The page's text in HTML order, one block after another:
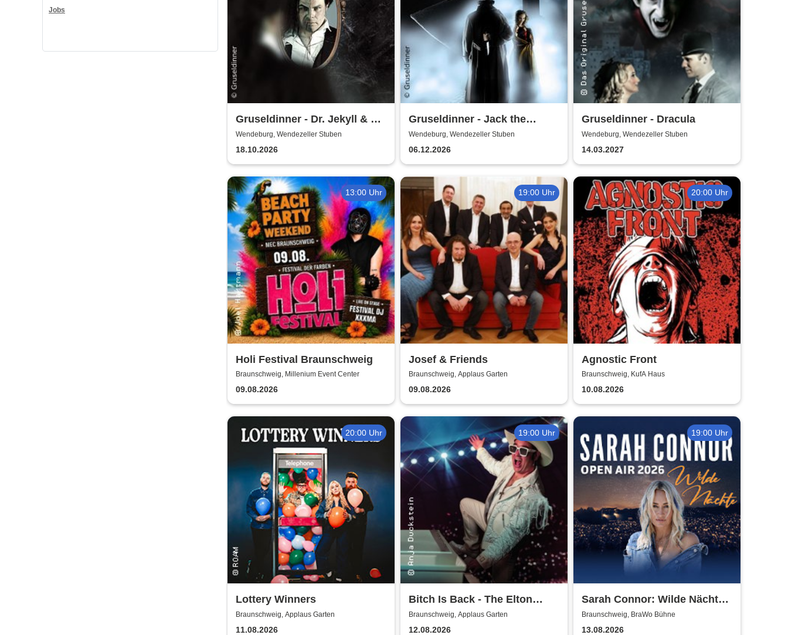
Jobs
Gruseldinner - Dr. Jekyll & Mr.
Hyde
Wendeburg, Wendezeller Stuben
18.10.2026
Gruseldinner - Jack the
Ripper
Wendeburg, Wendezeller Stuben
06.12.2026
Gruseldinner - Dracula
Wendeburg, Wendezeller Stuben
14.03.2027
13:00 Uhr
Holi Festival Braunschweig
Braunschweig, Millenium Event Center
09.08.2026
19:00 Uhr
Josef & Friends
Braunschweig, Applaus Garten
09.08.2026
20:00 Uhr
Agnostic Front
Braunschweig, KufA Haus
10.08.2026
20:00 Uhr
Lottery Winners
Braunschweig, Applaus Garten
11.08.2026
19:00 Uhr
Bitch Is Back - The Elton
John Show
Braunschweig, Applaus Garten
12.08.2026
19:00 Uhr
Sarah Connor: Wilde Nächte -
Open Air 2026
Braunschweig, BraWo Bühne
13.08.2026